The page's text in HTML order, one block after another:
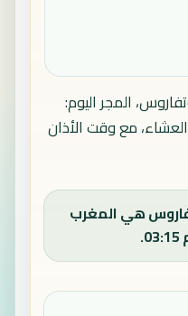
المجر اليوم:
مع وقت الأذان
هي المغرب